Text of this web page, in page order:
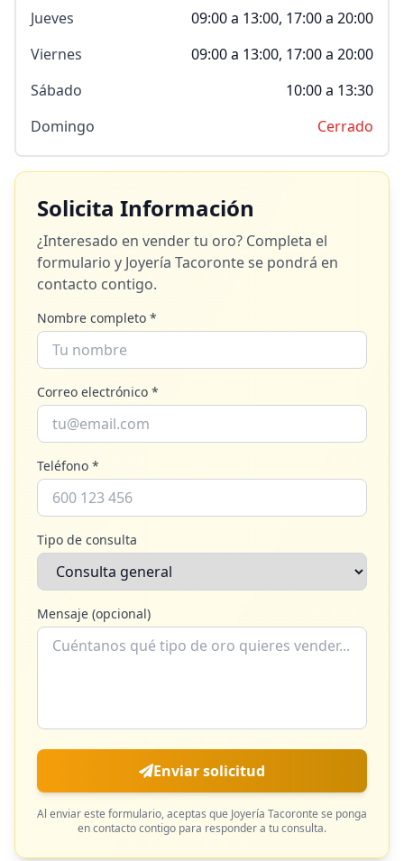
Jueves
09:00 a 13:00, 17:00 a 20:00
Viernes
09:00 a 13:00, 17:00 a 20:00
Sábado
10:00 a 13:30
Domingo
Cerrado
Solicita Información
¿Interesado en vender tu oro? Completa el
formulario y Joyería Tacorontese pondrá en
contacto contigo.
Nombre completo *
Correo electrónico *
Teléfono *
Tipo de consulta
Mensaje (opcional)
Enviar solicitud
Al enviar este formulario, aceptas que Joyería Tacoronte se ponga
en contacto contigo para responder a tu consulta.